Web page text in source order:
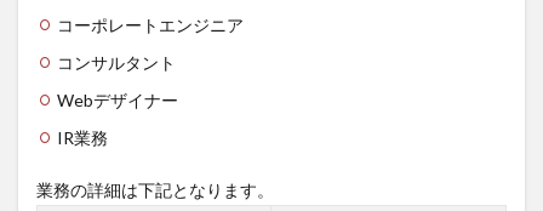
コーポレートエンジニア
コンサルタント
Webデザイナー
IR業務
業務の詳細は下記となります。